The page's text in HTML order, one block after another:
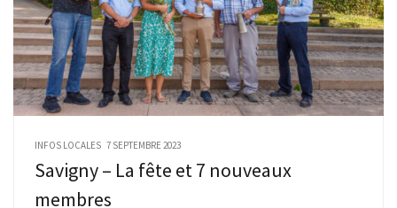
INFOS LOCALES 7 SEPTEMBRE 2023
Savigny – La fête et 7 nouveaux
membres